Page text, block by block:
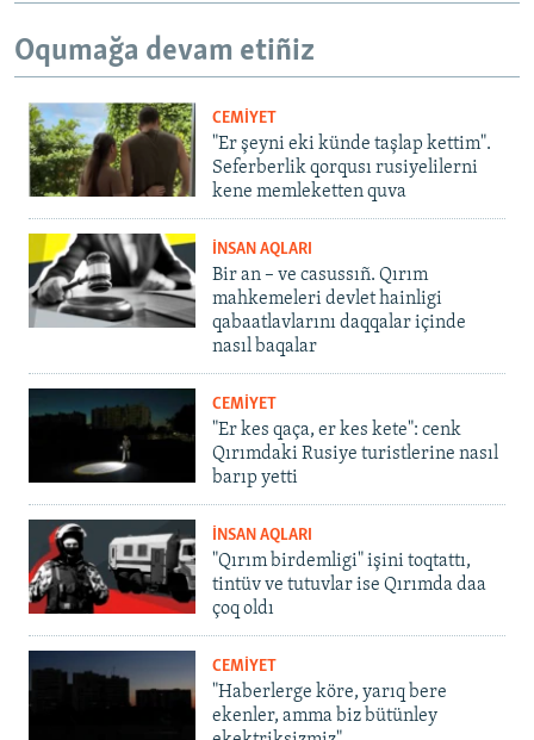
Oqumağa devam etiñiz
CEMİYET
"Er şeyni eki künde taşlap kettim".
Seferberlik qorqusı rusiyelilerni
kene memleketten quva
İNSAN AQLARI
Bir an – ve casussıñ. Qırım
mahkemeleri devlet hainligi
qabaatlavlarını daqqalar içinde
nasıl baqalar
CEMİYET
"Er kes qaça, er kes kete": cenk
Qırımdaki Rusiye turistlerine nasıl
barıp yetti
İNSAN AQLARI
"Qırım birdemligi" işini toqtattı,
tintüv ve tutuvlar ise Qırımda daa
çoq oldı
CEMİYET
"Haberlerge köre, yarıq bere
ekenler, amma biz bütünley